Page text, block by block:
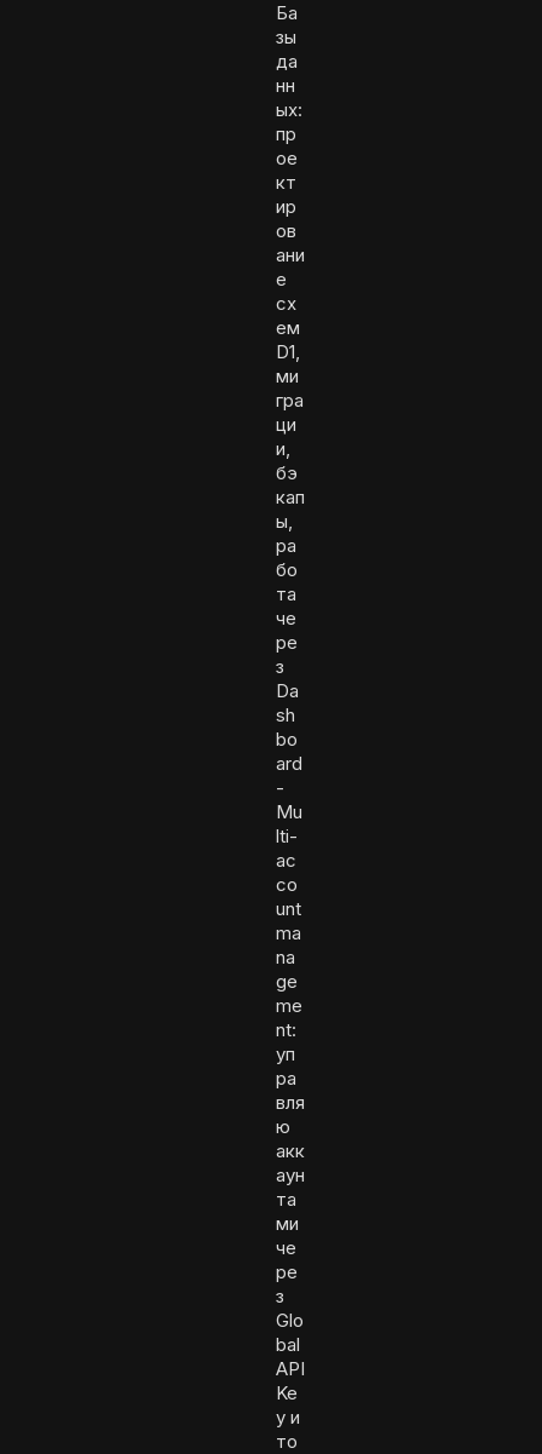
Ба
зы
да
нн
ых:
пр
ое
кт
ир
ов
ани
е
сх
ем
D1,
ми
гра
ци
и,
бэ
кап
ы,
ра
бо
та
че
ре
з
Da
sh
bo
ard
-
Mu
lti-
ac
co
unt
ma
na
ge
me
nt:
уп
ра
вля
ю
акк
аун
та
ми
че
ре
з
Glo
bal
API
Ke
y и
то